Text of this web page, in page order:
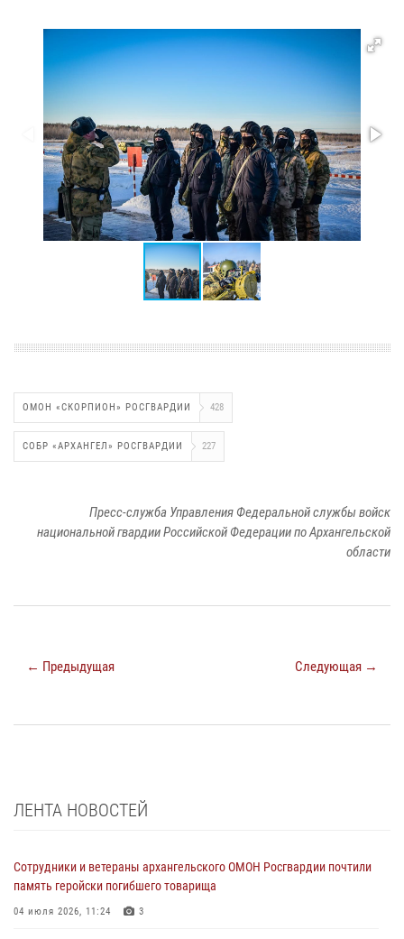
ОМОН «СКОРПИОН» РОСГВАРДИИ 428
СОБР «АРХАНГЕЛ» РОСГВАРДИИ 227
Пресс-служба Управления Федеральной службы войск
национальной гвардии Российской Федерации по Архангельской
области
← Предыдущая Следующая →
ЛЕНТА НОВОСТЕЙ
Сотрудники и ветераны архангельского ОМОН Росгвардии почтили
память геройски погибшего товарища
04 июля 2026, 11:24 3